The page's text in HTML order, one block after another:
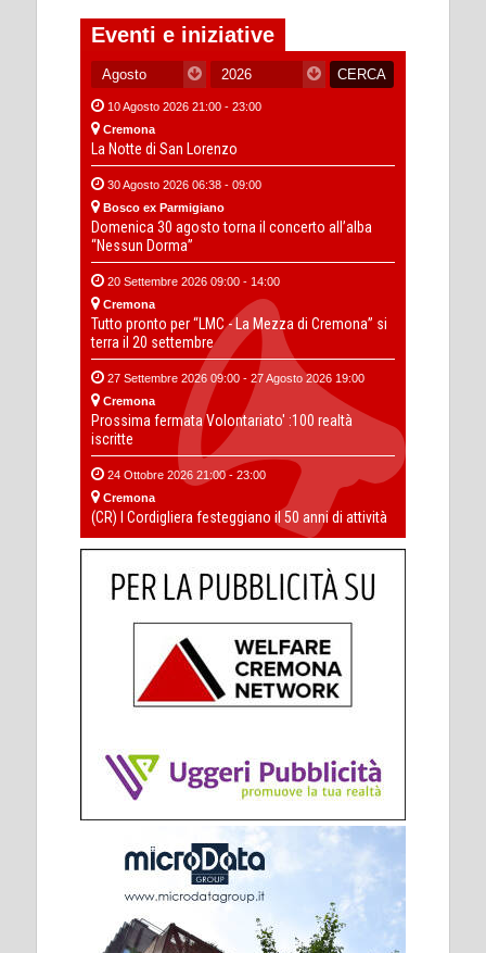
Eventi e iniziative
10 Agosto 2026 21:00 - 23:00
Cremona
La Notte di San Lorenzo
30 Agosto 2026 06:38 - 09:00
Bosco ex Parmigiano
Domenica 30 agosto torna il concerto all’alba
“Nessun Dorma”
20 Settembre 2026 09:00 - 14:00
Cremona
Tutto pronto per “LMC - La Mezza di Cremona” si
terra il 20 settembre
27 Settembre 2026 09:00 - 27 Agosto 2026 19:00
Cremona
Prossima fermata Volontariato' :100 realtà
iscritte
24 Ottobre 2026 21:00 - 23:00
Cremona
(CR) I Cordigliera festeggiano il 50 anni di attività